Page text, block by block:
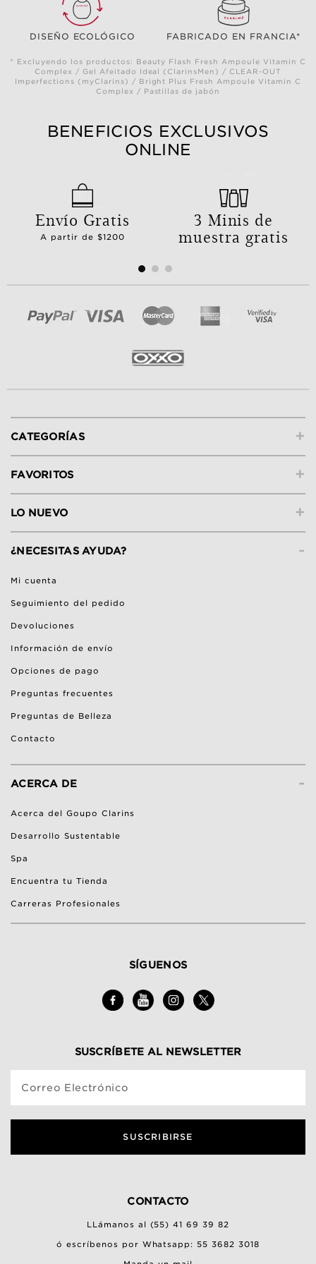
DISEÑO ECOLÓGICO FABRICADO EN FRANCIA*
* Excluyendo los productos: Beauty Flash Fresh Ampoule Vitamin C
Complex / Gel Afeitado Ideal (ClarinsMen) / CLEAR-OUT
Imperfections (myClarins) / Bright Plus Fresh Ampoule Vitamin C
Complex / Pastillas de jabón
BENEFICIOS EXCLUSIVOS
ONLINE
Envío Gratis
A partir de $1200
3 Minis de
muestra gratis
+
CATEGORÍAS
+
FAVORITOS
+
LO NUEVO
-
¿NECESITAS AYUDA?
Mi cuenta
Seguimiento del pedido
Devoluciones
Información de envío
Opciones de pago
Preguntas frecuentes
Preguntas de Belleza
Contacto
-
ACERCA DE
Acerca del Goupo Clarins
Desarrollo Sustentable
Spa
Encuentra tu Tienda
Carreras Profesionales
SÍGUENOS
SUSCRÍBETE AL NEWSLETTER
Correo Electrónico
SUSCRIBIRSE
CONTACTO
LLámanos al (55) 41 69 39 82
ó escríbenos por Whatsapp: 55 3682 3018